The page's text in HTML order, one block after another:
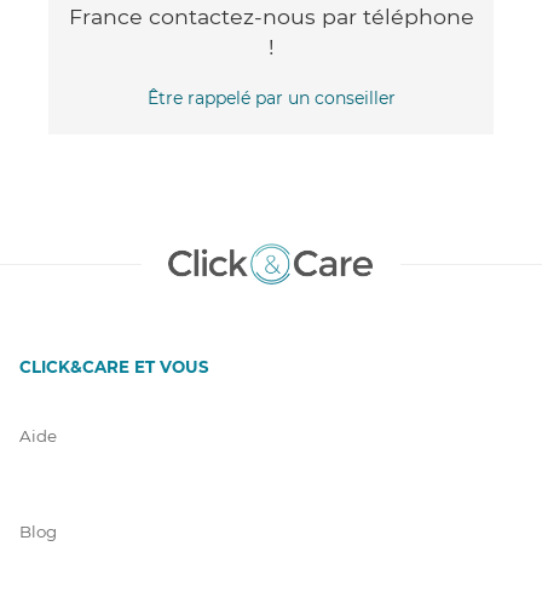
France contactez-nous par téléphone
!
Être rappelé par un conseiller
CLICK&CARE ET VOUS
Aide
Blog